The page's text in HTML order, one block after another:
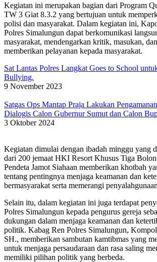
Kegiatan ini merupakan bagian dari Program
TW 3 Giat 8.3.2 yang bertujuan untuk
polisi dan masyarakat. Dalam kegiatan ini,
Polres Simalungun dapat berkomunikasi
masyarakat, mendengarkan kritik, masukan,
memberikan pelayanan kepada masyarakat.
Sat Lantas Polres Langkat Goes to School
Bullying.
9 November 2023
Satgas Ops Mantap Praja Lakukan
Dialogis Calon Gubernur Sumut dan Calon
3 Oktober 2024
Kegiatan dimulai dengan ibadah minggu yang
dari 200 jemaat HKI Resort Khusus Tiga
Pendeta Jamot Siahaan memberikan khotbah
tentang pentingnya menjaga keamanan dan
bermasyarakat serta memerangi
Selain itu, dalam kegiatan ini juga terdapat
Polres Simalungun kepada pengurus gereja
dukungan dalam menjaga keamanan dan
politik. Kabag Ren Polres Simalungun,
SH., memberikan sambutan kamtibmas yang
untuk menjaga persaudaraan dan rasa saling
memiliki pilihan politik yang berbeda.